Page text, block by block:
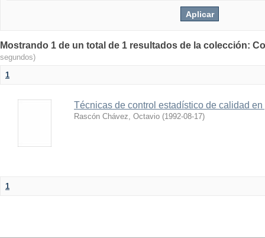
Mostrando 1 de un total de 1 resultados de la colección:
segundos)
1
Técnicas de control estadístico de calidad
Rascón Chávez, Octavio (1992-08-17)
1